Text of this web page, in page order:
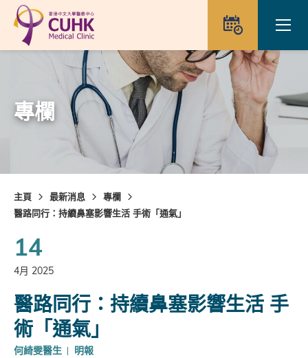
Skip to main content
預約
專欄
主頁 最新消息
專欄
醫路同行：持續鼻塞影響生活 手術「通氣」
14
4月 2025
醫路同行：持續鼻塞影響生活 手
術「通氣」
何綺雯醫生 明報